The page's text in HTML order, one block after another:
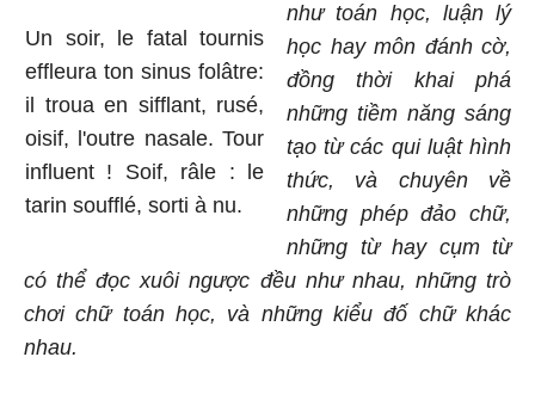
Un soir, le fatal tournis
effleura ton sinus folâtre:
il troua en sifflant, rusé,
oisif, l'outre nasale. Tour
influent ! Soif, râle : le
tarin soufflé, sorti à nu.
như toán học, luận lý
học hay môn đánh cờ,
đồng thời khai phá
những tiềm năng sáng
tạo từ các qui luật hình
thức, và chuyên về
những phép đảo chữ,
những từ hay cụm từ
có thể đọc xuôi ngược đều như nhau, những trò
chơi chữ toán học, và những kiểu đố chữ khác
nhau.